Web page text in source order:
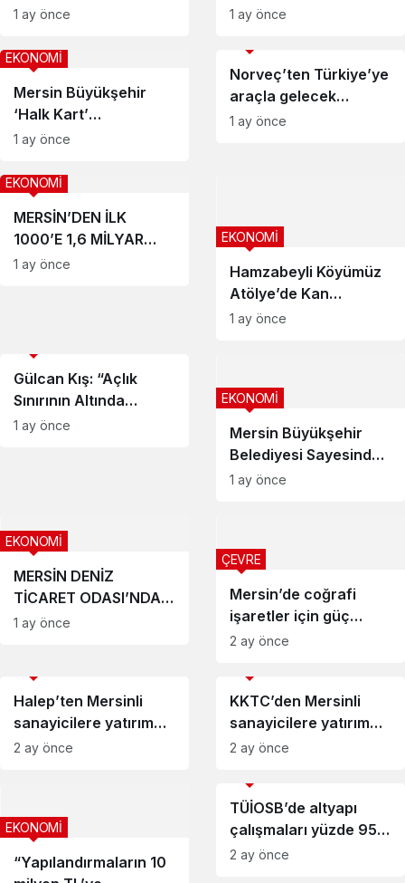
Kanunu’nun 100. Yılını
1 ay önce
esnafın, sokağın sesi
1 ay önce
Mersin Büyükşehir
‘Halk Kart’
Ödemelerini
EKONOMİ
1 ay önce
Norveç’ten Türkiye’ye
araçla gelecek
gurbetçilere sigorta
1 ay önce
MERSİN’DEN İLK
1000’E 1,6 MİLYAR
DOLARLIK İHRACAT
EKONOMİ
1 ay önce
Hamzabeyli Köyümüz
Atölye’de Kan
Portakalı Çikolatayla
EKONOMİ
1 ay önce
Gülcan Kış: “Açlık
Sınırının Altında
Ücretle Yaşam Olmaz”
1 ay önce
Mersin Büyükşehir
Belediyesi Sayesinde
Kendi İş Yerini Açtı
EKONOMİ
1 ay önce
MERSİN DENİZ
TİCARET ODASI’NDA
DEĞİŞİM HAREKETİ
EKONOMİ
1 ay önce
Mersin’de coğrafi
işaretler için güç
birliği
ÇEVRE
2 ay önce
Halep’ten Mersinli
sanayicilere yatırım
daveti
2 ay önce
KKTC’den Mersinli
sanayicilere yatırım
çağrısı
2 ay önce
“Yapılandırmaların 10
EKONOMİ
TÜİOSB’de altyapı
çalışmaları yüzde 95
seviyesine ulaştı
2 ay önce